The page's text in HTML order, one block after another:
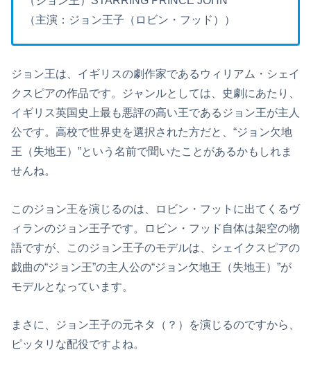
（主演：ジョン王子（ロビン・フッド））
ジョン王は、イギリスの劇作家であるウィリアム・シェイ
クスピアの作品です。ジャンルとしては、史劇にあたり、
イギリス英国史上最も悪評の高い王であるジョン王が主人
公です。高校で世界史を選択された方だと、“ジョン欠地
王（失地王）”という名前で聞いたことがあるかもしれま
せんね。
このジョン王を演じるのは、ロビン・フットに出てくるヴ
ィランのジョン王子です。ロビン・フッド自体は架空の物
語ですが、このジョン王子のモデルは、シェイクスピアの
戯曲の“ジョン王”の主人公の“ジョン欠地王（失地王）”が
モデルとなっています。
まさに、ジョン王子の元ネタ（？）を演じるのですから、
ピッタリな配役ですよね。